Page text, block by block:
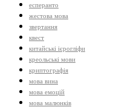
есперанто
жестова мова
звертання
квест
китайські ієрогліфи
креольські мови
криптографія
мова вина
мова емоцій
мова малюнків